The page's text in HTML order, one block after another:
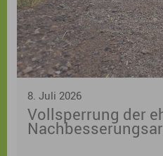
Überraschungsgäste, bei
neue Lieblingsgedichte
Lieblingsgedichte
Jugendliche wird ein tolles
8. Juli 2026
Vollsperrung der